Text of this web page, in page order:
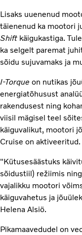
Lisaks uuenenud
täienenud ka mootori
Shift käigukastiga.
ka selgelt paremat
sõidu sujuvamaks ja
I-Torque on nutikas
energiatõhusust
rakendusest ning
viisil mägisel teel
käiguvalikut, mootori
Cruise on aktiveeritud.
"Kütusesäästuks
sõidustiil) režiimis
vajalikku mootori
käiguvahetus ja
Helena Alsiö.
Pikamaavedudel on